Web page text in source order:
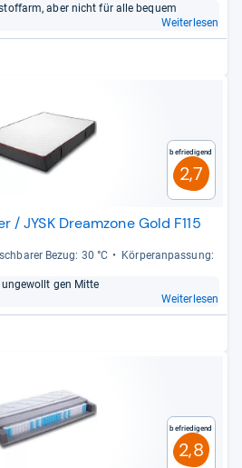
aber nicht für alle bequem
Weiterlesen
Befriedigend
2,7
/ JYSK Dreamzone Gold F115
Bezug: 30 °C
Kör­pe­ran­pas­sung:
gen Mitte
Weiterlesen
Befriedigend
2,8